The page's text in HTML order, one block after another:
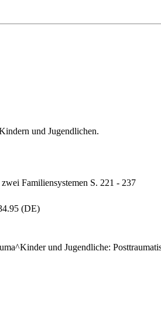
und Jugendlichen.
Familiensystemen S. 221 - 237
(DE)
und Jugendliche: